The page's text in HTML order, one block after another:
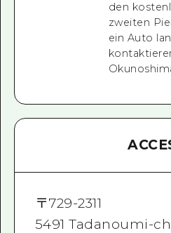
den
zweiten
ein Auto
〒729-2311
5491 Tadanoumi-